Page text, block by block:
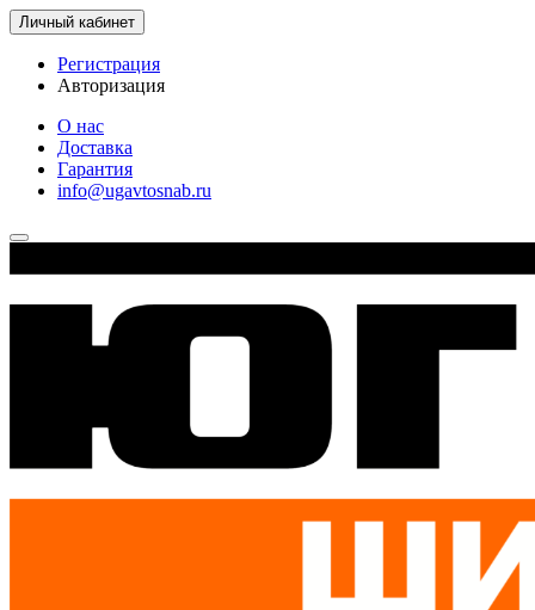
Личный кабинет
Регистрация
Авторизация
О нас
Доставка
Гарантия
info@ugavtosnab.ru